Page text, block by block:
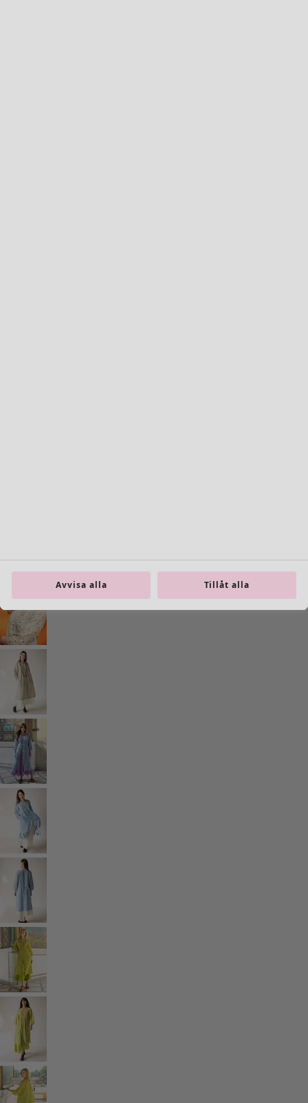
Inredning
Nyheter
All inredning
Gardiner
Kuddar & kuddfodral
Mattor
Frotté
Böcker
Tidigare favoriter
Rum
Badrum
Vardagsrum
Kök & matplats
Shoppa stilen
Klassisk och allmoge inredning
Avvisa alla Tillåt alla